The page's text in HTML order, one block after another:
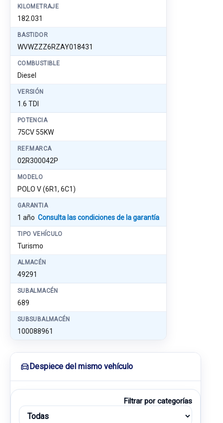
KILOMETRAJE
182.031
BASTIDOR
WVWZZZ6RZAY018431
COMBUSTIBLE
Diesel
VERSIÓN
1.6 TDI
POTENCIA
75CV 55KW
REF.MARCA
02R300042P
MODELO
POLO V (6R1, 6C1)
GARANTIA
1 año Consulta las condiciones de la garantía
TIPO VEHÍCULO
Turismo
ALMACÉN
49291
SUBALMACÉN
689
SUBSUBALMACÉN
100088961
Despiece del mismo vehículo
Filtrar por categorías